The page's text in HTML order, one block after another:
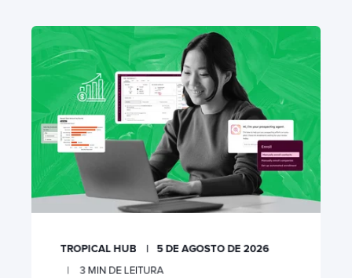
TROPICAL HUB
5 DE AGOSTO DE 2026
3MIN DE LEITURA